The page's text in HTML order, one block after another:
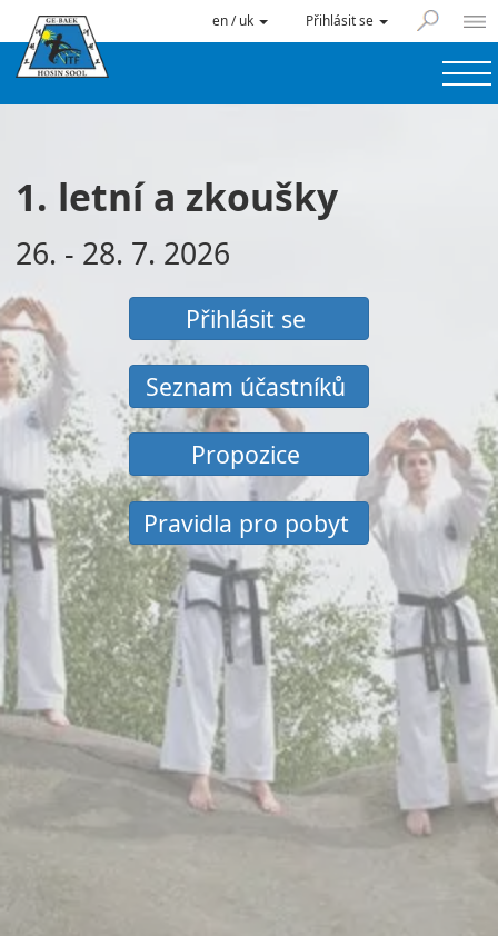
en / uk Přihlásit se
1. letní a zkoušky
26. - 28. 7. 2026
Přihlásit se
Seznam účastníků
Propozice
Pravidla pro pobyt